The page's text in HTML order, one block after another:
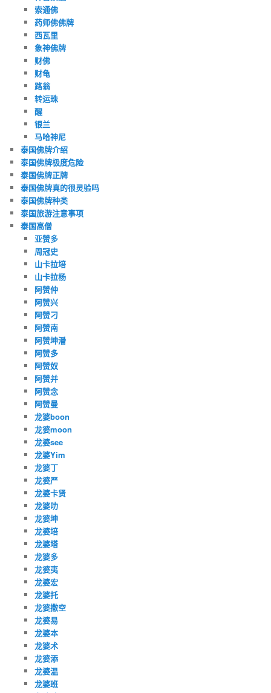
索通佛
药师佛佛牌
西瓦里
象神佛牌
财佛
财龟
路翁
转运珠
醒
银兰
马哈神尼
泰国佛牌介绍
泰国佛牌极度危险
泰国佛牌正牌
泰国佛牌真的很灵验吗
泰国佛牌种类
泰国旅游注意事项
泰国高僧
亚赞多
周冠史
山卡拉培
山卡拉杨
阿赞仲
阿赞兴
阿赞刁
阿赞南
阿赞坤潘
阿赞多
阿赞奴
阿赞并
阿赞念
阿赞曼
龙婆boon
龙婆moon
龙婆see
龙婆Yim
龙婆丁
龙婆严
龙婆卡贤
龙婆叻
龙婆坤
龙婆培
龙婆塔
龙婆多
龙婆夷
龙婆宏
龙婆托
龙婆撒空
龙婆易
龙婆本
龙婆术
龙婆添
龙婆温
龙婆班